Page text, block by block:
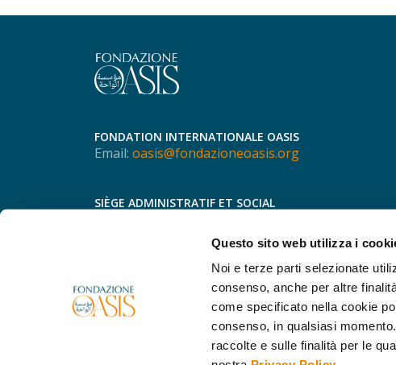
Questo sito web utilizza i
Noi e terze parti selezionate
consenso, anche per altre
come specificato nella cookie
consenso, in qualsiasi
raccolte e sulle finalità per le
FONDATION INTERNATIONALE OASIS
Email: oasis@fondazioneoasis.org
SIÈGE ADMINISTRATIF ET SOCIAL
+39 366 755 8298